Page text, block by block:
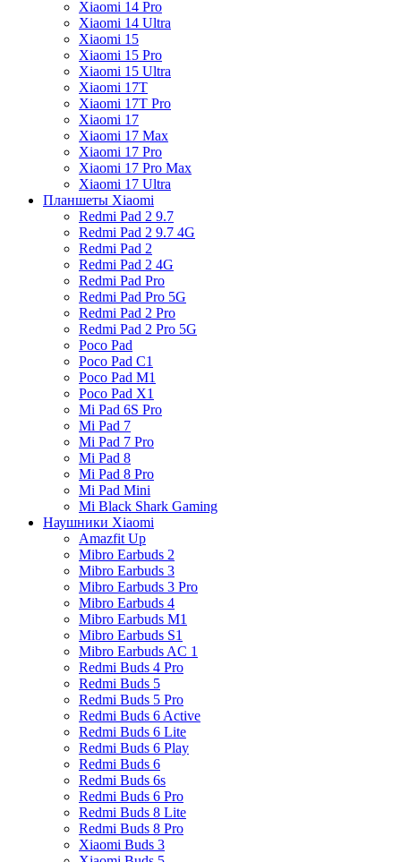
Xiaomi 14 Pro
Xiaomi 14 Ultra
Xiaomi 15
Xiaomi 15 Pro
Xiaomi 15 Ultra
Xiaomi 17T
Xiaomi 17T Pro
Xiaomi 17
Xiaomi 17 Max
Xiaomi 17 Pro
Xiaomi 17 Pro Max
Xiaomi 17 Ultra
Планшеты Xiaomi
Redmi Pad 2 9.7
Redmi Pad 2 9.7 4G
Redmi Pad 2
Redmi Pad 2 4G
Redmi Pad Pro
Redmi Pad Pro 5G
Redmi Pad 2 Pro
Redmi Pad 2 Pro 5G
Poco Pad
Poco Pad C1
Poco Pad M1
Poco Pad X1
Mi Pad 6S Pro
Mi Pad 7
Mi Pad 7 Pro
Mi Pad 8
Mi Pad 8 Pro
Mi Pad Mini
Mi Black Shark Gaming
Наушники Xiaomi
Amazfit Up
Mibro Earbuds 2
Mibro Earbuds 3
Mibro Earbuds 3 Pro
Mibro Earbuds 4
Mibro Earbuds M1
Mibro Earbuds S1
Mibro Earbuds AC 1
Redmi Buds 4 Pro
Redmi Buds 5
Redmi Buds 5 Pro
Redmi Buds 6 Active
Redmi Buds 6 Lite
Redmi Buds 6 Play
Redmi Buds 6
Redmi Buds 6s
Redmi Buds 6 Pro
Redmi Buds 8 Lite
Redmi Buds 8 Pro
Xiaomi Buds 3